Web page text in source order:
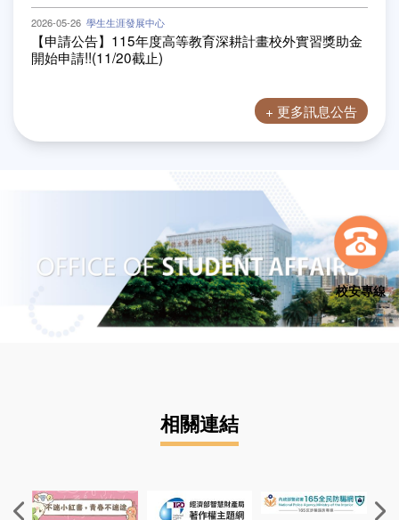
2026-05-26 學生生涯發展中心
【申請公告】115年度高等教育深耕計畫校外實習獎助金
開始申請!!(11/20截止)
+ 更多訊息公告
相關連結
校安專線